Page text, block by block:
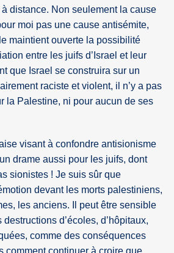
distance. Non seulement la cause
moi pas une cause antisémite,
maintient ouverte la possibilité
entre les juifs d’Israel et leur
que Israel se construira sur un
raciste et violent, il n’y a pas
la Palestine, ni pour aucun de ses
visant à confondre antisionisme
drame aussi pour les juifs, dont
sionistes ! Je suis sûr que
devant les morts palestiniens,
les anciens. Il peut être sensible
d’écoles, d’hôpitaux,
comme des conséquences